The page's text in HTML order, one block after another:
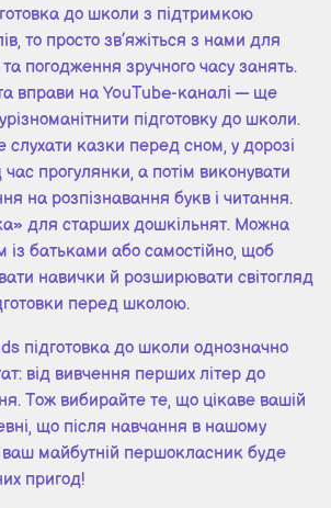
до школи з підтримкою
то просто зв’яжіться з нами для
та погодження зручного часу занять.
вправи на YouTube-каналі — ще
підготовку до школи.
казки перед сном, у дорозі
час прогулянки, а потім виконувати
на розпізнавання букв і читання.
для старших дошкільнят. Можна
із батьками або самостійно, щоб
навички й розширювати світогляд
перед школою.
підготовка до школи однозначно
від вивчення перших літер до
Тож вибирайте те, що цікаве вашій
що після навчання в нашому
ваш майбутній першокласник буде
пригод!